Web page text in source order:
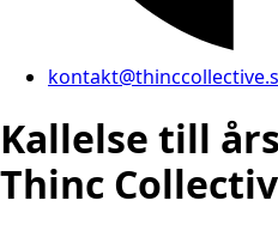
Kallelse till
Thinc